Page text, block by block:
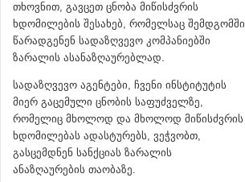
თხოვნით, გავცეთ ცნობა მიწისძვრის
ხდომილების შესახებ, რომელსაც შემდგომში
წარადგენენ სადაზღვევო კომპანიებში
ზარალის ასანაზღაურებლად.
სადაზღვევო აგენტები, ჩვენი ინსტიტუტის
მიერ გაცემული ცნობის საფუძველზე,
რომელიც მხოლოდ და მხოლოდ მიწისძვრის
ხდომილებას ადასტურებს, ვეჭვობთ,
გასცემდნენ სანქციას ზარალის
ანაზღაურების თაობაზე.